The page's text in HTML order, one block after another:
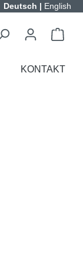
Deutsch | English
KONTAKT